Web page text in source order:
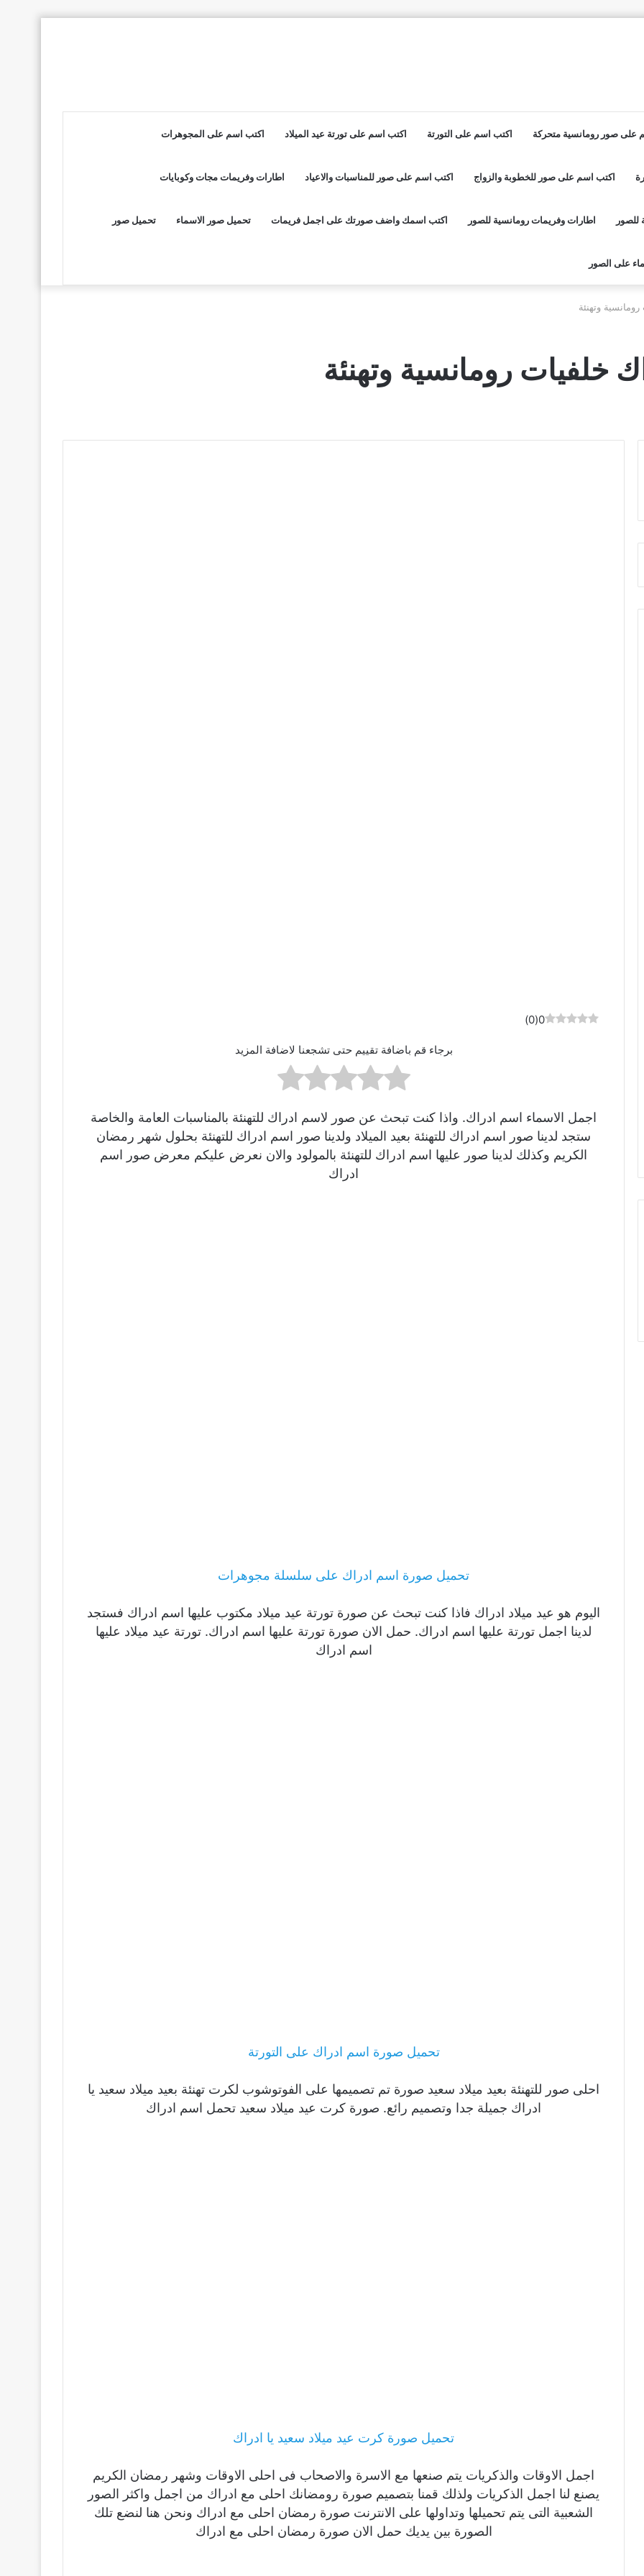
على صور رومانسية متحركة اكتب اسم على التورتة اكتب اسم على تورتة عيد الميلاد اكتب اسم على المجوهرات
اكتب اسم على صور للخطوبة والزواج اكتب اسم على صور للمناسبات والاعياد اطارات وفريمات مجات وكوبايات
للصور اطارات وفريمات رومانسية للصور اكتب اسمك واضف صورتك على اجمل فريمات تحميل صور الاسماء تحميل صور
على الصور
وتهنئة
خلفيات رومانسية وتهنئة
0
(
0
)
برجاء قم باضافة تقييم حتى تشجعنا لاضافة المزيد
اجمل الاسماء اسم ادراك. واذا كنت تبحث عن صور لاسم ادراك للتهنئة بالمناسبات العامة والخاصة
ستجد لدينا صور اسم ادراك للتهنئة بعيد الميلاد ولدينا صور اسم ادراك للتهنئة بحلول شهر رمضان
الكريم وكذلك لدينا صور عليها اسم ادراك للتهنئة بالمولود والان نعرض عليكم معرض صور اسم
ادراك
تحميل صورة اسم ادراك على سلسلة مجوهرات
اليوم هو عيد ميلاد ادراك فاذا كنت تبحث عن صورة تورتة عيد ميلاد مكتوب عليها اسم ادراك فستجد
لدينا اجمل تورتة عليها اسم ادراك. حمل الان صورة تورتة عليها اسم ادراك. تورتة عيد ميلاد عليها
اسم ادراك
تحميل صورة اسم ادراك على التورتة
احلى صور للتهنئة بعيد ميلاد سعيد صورة تم تصميمها على الفوتوشوب لكرت تهنئة بعيد ميلاد سعيد يا
ادراك جميلة جدا وتصميم رائع. صورة كرت عيد ميلاد سعيد تحمل اسم ادراك
تحميل صورة كرت عيد ميلاد سعيد يا ادراك
اجمل الاوقات والذكريات يتم صنعها مع الاسرة والاصحاب فى احلى الاوقات وشهر رمضان الكريم
يصنع لنا اجمل الذكريات ولذلك قمنا بتصميم صورة رومضانك احلى مع ادراك من اجمل واكثر الصور
الشعبية التى يتم تحميلها وتداولها على الانترنت صورة رمضان احلى مع ادراك ونحن هنا لنضع تلك
الصورة بين يديك حمل الان صورة رمضان احلى مع ادراك